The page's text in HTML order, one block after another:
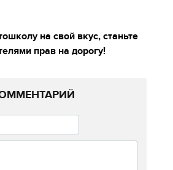
на свой вкус, станьте
прав на дорогу!